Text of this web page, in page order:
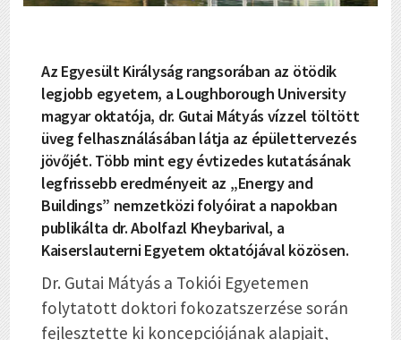
Az Egyesült Királyság rangsorában az ötödik
legjobb egyetem, a Loughborough University
magyar oktatója, dr. Gutai Mátyás vízzel töltött
üveg felhasználásában látja az épülettervezés
jövőjét. Több mint egy évtizedes kutatásának
legfrissebb eredményeit az „Energy and
Buildings” nemzetközi folyóirat a napokban
publikálta dr. Abolfazl Kheybarival, a
Kaiserslauterni Egyetem oktatójával közösen.
Dr. Gutai Mátyás a Tokiói Egyetemen
folytatott doktori fokozatszerzése során
fejlesztette ki koncepciójának alapjait,